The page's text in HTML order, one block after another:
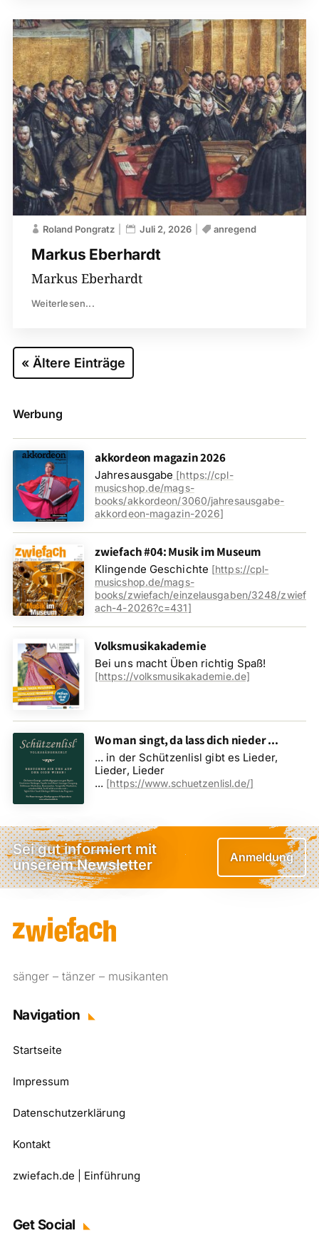
Markus Eberhardt
Roland Pongratz Juli 2, 2026 anregend
Markus Eberhardt
Weiterlesen...
« Ältere Einträge
Werbung
akkordeon magazin 2026
Jahresausgabe [https://cpl-
musicshop.de/mags-
books/akkordeon/3060/jahresausgabe-
akkordeon-magazin-2026]
zwiefach #04: Musik im Museum
Klingende Geschichte [https://cpl-
musicshop.de/mags-
books/zwiefach/einzelausgaben/3248/zwief
ach-4-2026?c=431]
Volksmusikakademie
Bei uns macht Üben richtig Spaß!
[https://volksmusikakademie.de]
Wo man singt, da lass dich nieder ...
... in der Schützenlisl gibt es Lieder,
Lieder, Lieder
... [https://www.schuetzenlisl.de/]
Sei gut informiert mit
unserem Newsletter
Anmeldung
sänger – tänzer – musikanten
Navigation
Startseite
Impressum
Datenschutzerklärung
Kontakt
zwiefach.de | Einführung
Get Social